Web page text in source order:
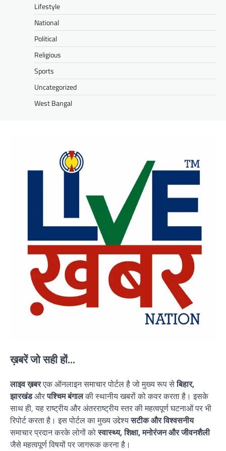
Lifestyle
National
Political
Religious
Sports
Uncategorized
West Bangal
ख़बरें जो सही हों...
लाइव ख़बरएक ऑनलाइन समाचार पोर्टल है जो मुख्य रूप सेबिहार,
झारखंडऔरपश्चिम बंगालकी स्थानीय खबरों को कवर करता है। इसके
साथ ही, यह राष्ट्रीय और अंतरराष्ट्रीय स्तर की महत्वपूर्ण घटनाओं पर भी
रिपोर्ट करता है। इस पोर्टल का मुख्य उद्देश्यसटीक और विश्वसनीय
समाचार प्रदान करके लोगों कोस्वास्थ्य, शिक्षा, मनोरंजन और जीवनशैली
जैसे महत्वपूर्ण विषयों पर जागरूक करना है।